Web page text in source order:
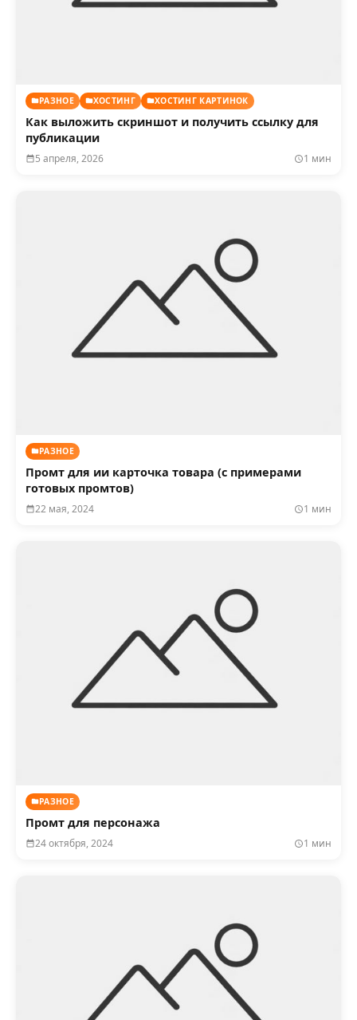
РАЗНОЕ ХОСТИНГ ХОСТИНГ КАРТИНОК
Как выложить скриншот и получить ссылку для
публикации
5 апреля, 2026 1 мин
РАЗНОЕ
Промт для ии карточка товара (с примерами
готовых промтов)
22 мая, 2024 1 мин
РАЗНОЕ
Промт для персонажа
24 октября, 2024 1 мин